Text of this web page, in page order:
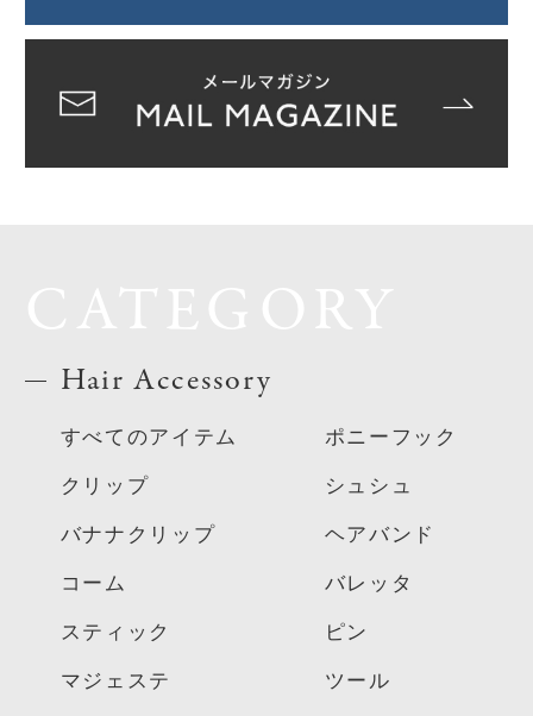
Hair Accessory
すべてのアイテム
クリップ
バナナクリップ
コーム
スティック
マジェステ
ポニーフック
シュシュ
ヘアバンド
バレッタ
ピン
ツール